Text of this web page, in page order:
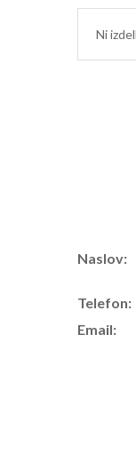
Ni
Naslov:
Telefon:
Email: